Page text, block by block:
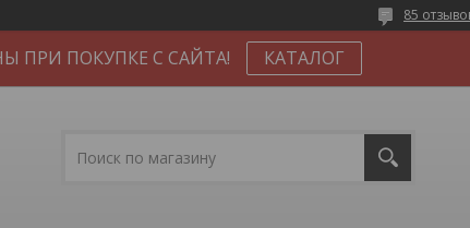
85
ПРИ ПОКУПКЕ С САЙТА! КАТАЛОГ